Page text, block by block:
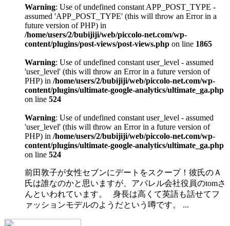
Warning: Use of undefined constant APP_POST_TYPE -
assumed 'APP_POST_TYPE' (this will throw an Error in a
future version of PHP) in
/home/users/2/bubijiji/web/piccolo-net.com/wp-
content/plugins/post-views/post-views.php on line 1865
Warning: Use of undefined constant user_level - assumed
'user_level' (this will throw an Error in a future version of
PHP) in /home/users/2/bubijiji/web/piccolo-net.com/wp-
content/plugins/ultimate-google-analytics/ultimate_ga.php
on line 524
Warning: Use of undefined constant user_level - assumed
'user_level' (this will throw an Error in a future version of
PHP) in /home/users/2/bubijiji/web/piccolo-net.com/wp-
content/plugins/ultimate-google-analytics/ultimate_ga.php
on line 524
前田敦子が女性セブンにデートをスクープ！彼氏のＡ
氏は誰なのかと思いますが、アパレル会社役員のtomさ
んといわれています。 身長は高くて英語も話せてフ
ァッションモデルのようだという噂です。 ...